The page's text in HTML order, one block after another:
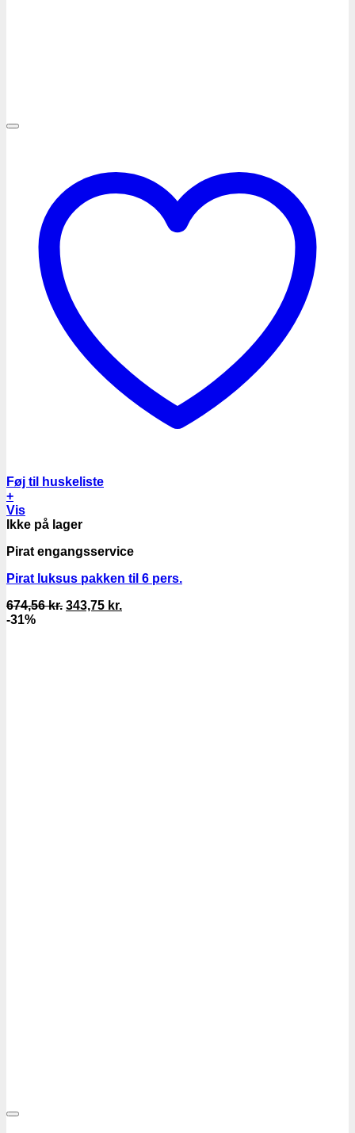
Føj til huskeliste
+
Vis
Ikke på lager
Pirat engangsservice
Pirat luksus pakken til 6 pers.
674,56kr. Den
343,75 kr.
-31%